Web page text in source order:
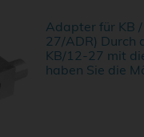
Adapter für KB
27/ADR) Durch
KB/12-27 mit
haben Sie die